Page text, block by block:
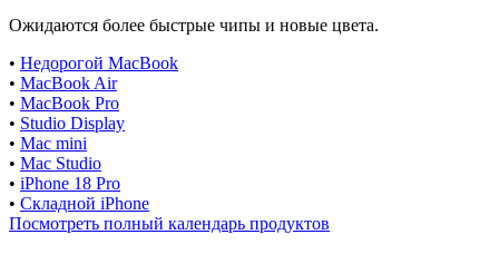
Ожидаются более быстрые чипы и новые цвета.
• Недорогой MacBook
• MacBook Air
• MacBook Pro
• Studio Display
• Mac mini
• Mac Studio
• iPhone 18 Pro
• Складной iPhone
Посмотреть полный календарь продуктов